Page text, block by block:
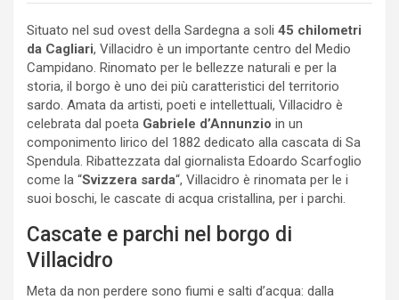
Situato nel sud ovest della Sardegna a soli 45 chilometri
da Cagliari, Villacidro è un importante centro del Medio
Campidano. Rinomato per le bellezze naturali e per la
storia, il borgo è uno dei più caratteristici del territorio
sardo. Amata da artisti, poeti e intellettuali, Villacidro è
celebrata dal poeta Gabriele d’Annunzio in un
componimento lirico del 1882 dedicato alla cascata di Sa
Spendula. Ribattezzata dal giornalista Edoardo Scarfoglio
come la “Svizzera sarda“, Villacidro è rinomata per le i
suoi boschi, le cascate di acqua cristallina, per i parchi.
Cascate e parchi nel borgo di
Villacidro
Meta da non perdere sono fiumi e salti d’acqua: dalla